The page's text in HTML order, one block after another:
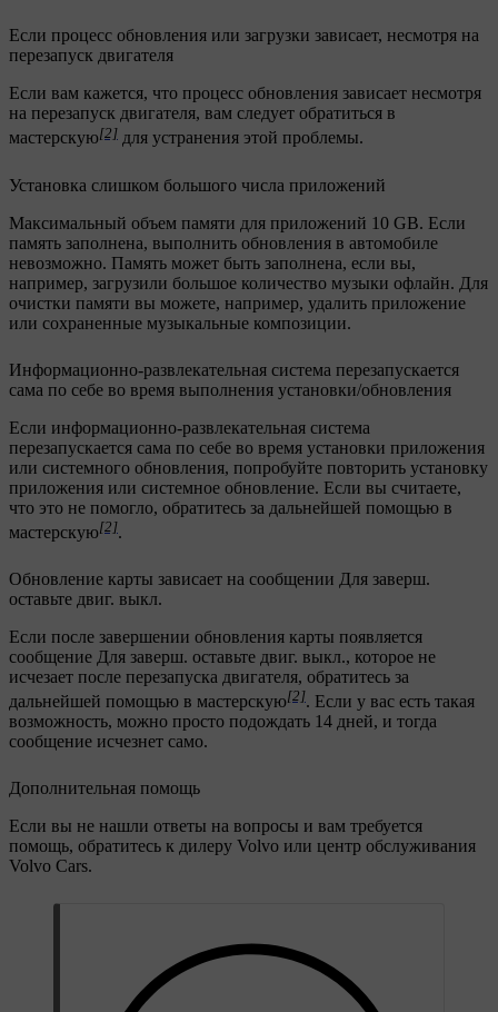
Если процесс обновления или загрузки зависает, несмотря на
перезапуск двигателя
Если вам кажется, что процесс обновления зависает несмотря
на перезапуск двигателя, вам следует обратиться в
мастерскую[2] для устранения этой проблемы.
Установка слишком большого числа приложений
Максимальный объем памяти для приложений 10 GB. Если
память заполнена, выполнить обновления в автомобиле
невозможно. Память может быть заполнена, если вы,
например, загрузили большое количество музыки офлайн. Для
очистки памяти вы можете, например, удалить приложение
или сохраненные музыкальные композиции.
Информационно-развлекательная система перезапускается
сама по себе во время выполнения установки/обновления
Если информационно-развлекательная система
перезапускается сама по себе во время установки приложения
или системного обновления, попробуйте повторить установку
приложения или системное обновление. Если вы считаете,
что это не помогло, обратитесь за дальнейшей помощью в
мастерскую[2].
Обновление карты зависает на сообщении Для заверш.
оставьте двиг. выкл.
Если после завершении обновления карты появляется
сообщение Для заверш. оставьте двиг. выкл., которое не
исчезает после перезапуска двигателя, обратитесь за
дальнейшей помощью в мастерскую[2]. Если у вас есть такая
возможность, можно просто подождать 14 дней, и тогда
сообщение исчезнет само.
Дополнительная помощь
Если вы не нашли ответы на вопросы и вам требуется
помощь, обратитесь к дилеру Volvo или центр обслуживания
Volvo Cars.